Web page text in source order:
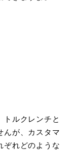
トルクレンチと
んが、カスタマ
ぞれどのような